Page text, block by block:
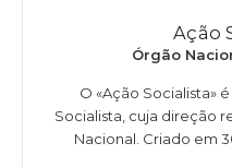
Ação
Órgão
O «Ação Socialista»
Socialista, cuja direção
Nacional. Criado em